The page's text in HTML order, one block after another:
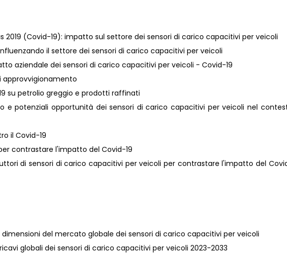
2019 (Covid-19): impatto sul settore dei sensori di carico capacitivi per veicoli
influenzando il settore dei sensori di carico capacitivi per veicoli
aziendale dei sensori di carico capacitivi per veicoli - Covid-19
approvvigionamento
su petrolio greggio e prodotti raffinati
e potenziali opportunità dei sensori di carico capacitivi per veicoli nel
il Covid-19
contrastare l'impatto del Covid-19
di sensori di carico capacitivi per veicoli per contrastare l'impatto del
dimensioni del mercato globale dei sensori di carico capacitivi per veicoli
ricavi globali dei sensori di carico capacitivi per veicoli 2023-2033